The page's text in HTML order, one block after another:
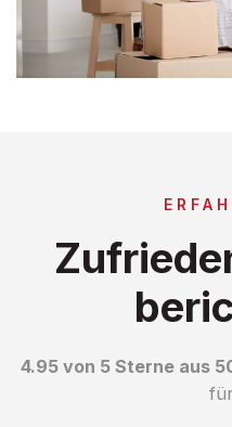
4.95 von 5 Sterne aus